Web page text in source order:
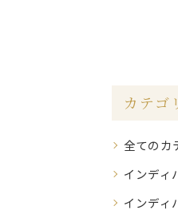
カテゴ
全てのカ
インディ
インデ